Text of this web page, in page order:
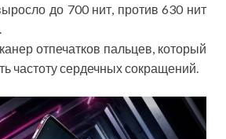
до 700 нит, против 630 нит
отпечатков пальцев, который
частоту сердечных сокращений.